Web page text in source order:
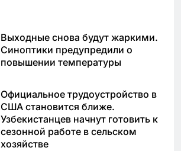
Выходные снова будут жаркими.
Синоптики предупредили о
повышении температуры
Официальное трудоустройство в
США становится ближе.
Узбекистанцев начнут готовить к
сезонной работе в сельском
хозяйстве